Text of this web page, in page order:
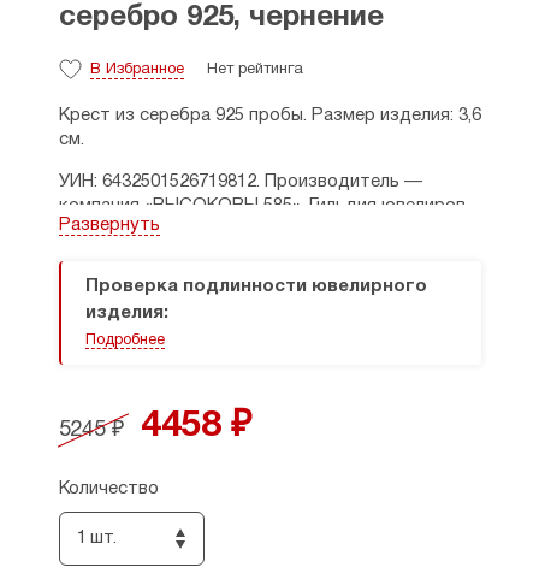
серебро 925, чернение
В Избранное Нет рейтинга
Крест из серебра 925 пробы. Размер изделия: 3,6
см.
УИН: 6432501526719812. Производитель —
компания «ВЫСОКОВЫ 585», Гильдия ювелиров
России.
Средний вес изделия — 4,33 г.
изделия указан на товарной бирке.
Развернуть
Проверка подлинности ювелирного
изделия:
Подробнее
5245 ₽ 4458 ₽
Количество
1 шт.